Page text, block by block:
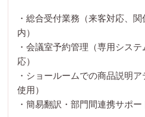
・総合受付業務（来客対応、
内）
・会議室予約管理（専用シス
応）
・ショールームでの商品説明
使用）
・簡易翻訳・部門間連携サポー